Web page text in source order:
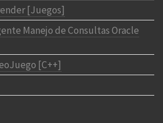
[Juegos]
Manejo de Consultas Oracle
[C++]